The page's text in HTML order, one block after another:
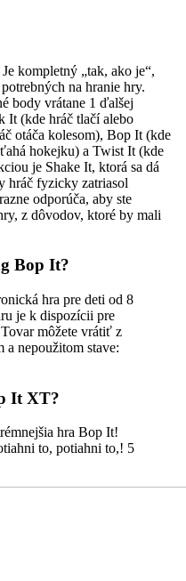
kompletný „tak, ako je“,
na hranie hry.
body vrátane 1 ďalšej
It (kde hráč tlačí alebo
otáča kolesom), Bop It (kde
hokejku) a Twist It (kde
je Shake It, ktorá sa dá
hráč fyzicky zatriasol
odporúča, aby ste
z dôvodov, ktoré by mali
Bop It?
hra pre deti od 8
je k dispozícii pre
môžete vrátiť z
nepoužitom stave:
It XT?
hra Bop It!
to, potiahni to,! 5